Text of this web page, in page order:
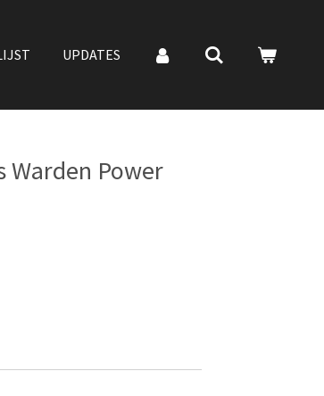
UPDATES
Warden Power